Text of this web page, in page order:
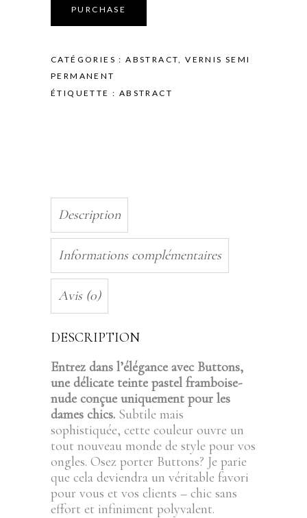
COLOR
-
-
10ML
quantity
PURCHASE
CATÉGORIES :ABSTRACT,VERNIS SEMI
PERMANENT
ÉTIQUETTE : ABSTRACT
Description
Informations complémentaires
Avis (0)
DESCRIPTION
Entrez dans l’élégance avec Buttons,
une délicate teinte pastel framboise-
nude conçue uniquement pour les
dames chics. Subtile mais
sophistiquée, cette couleur ouvre un
tout nouveau monde de style pour vos
ongles. Osez porter Buttons? Je parie
que cela deviendra un véritable favori
pour vous et vos clients – chic sans
effort et infiniment polyvalent.